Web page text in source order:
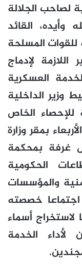
لصاحب الجلالة
وأيده، القائد
للقوات المسلحة
لإدماج
العسكرية
شتنبر 2026، يحيط وزير الداخلية
للإحصاء الخاص
بمقر وزارة
غرفة بمحكمة
الحكومية
والمؤسسات
اجتماعا خصصته
لاستخراج أسماء
لأداء الخدمة